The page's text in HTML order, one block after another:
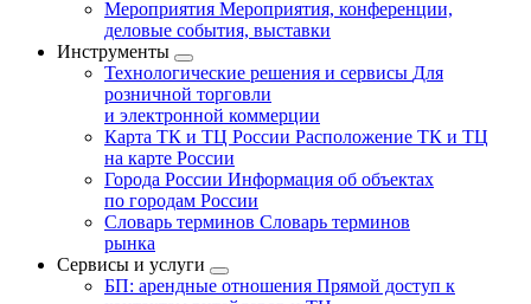
Мероприятия Мероприятия, конференции,
деловые события, выставки
Инструменты
Технологические решения и сервисы Для
розничной торговли
и электронной коммерции
Карта ТК и ТЦ России Расположение ТК и ТЦ
на карте России
Города России Информация об объектах
по городам России
Словарь терминов Словарь терминов
рынка
Сервисы и услуги
БП: арендные отношения Прямой доступ к